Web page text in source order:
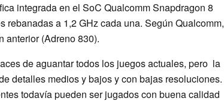
integrada en el SoC Qualcomm Snapdragon 8
rebanadas a 1,2 GHz cada una. Según Qualcomm,
anterior (Adreno 830).
de aguantar todos los juegos actuales, pero la
detalles medios y bajos y con bajas resoluciones.
todavía pueden ser jugados con buena calidad